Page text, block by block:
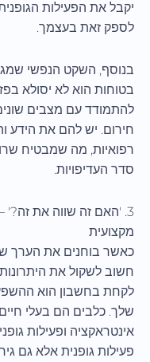
יקבל את הפעילות
לספק זאת בעצמך.
בנוסף, השקט הנפשי
בטוחות הוא לא יסולא
להתמודד עם מצבים
חירום. יש להם את הידע
רפואיות, מה שמבטיח
סדר העדיפויות.
3. 'האם זה שווה את
מקצועית
כאשר בוחנים את הערך
חשוב לשקול את
לקחת בחשבון הוא
שלך. כלבים הם בעלי
אינטראקציה ופעילות
פעילות גופנית אלא גם